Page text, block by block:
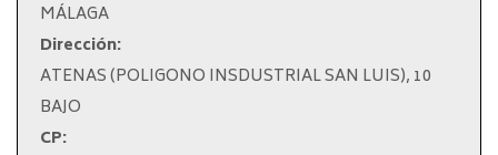
MÁLAGA
Dirección:
ATENAS (POLIGONO INSDUSTRIAL SAN LUIS), 10
BAJO
CP: